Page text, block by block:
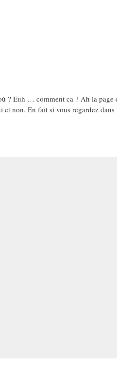
? Euh … comment ca ? Ah la
non. En fait si vous regardez